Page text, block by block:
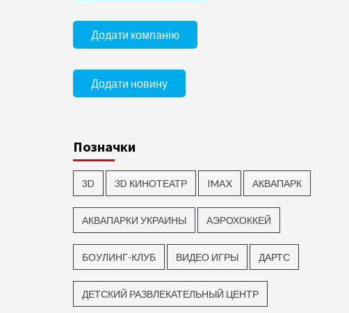
Додати компанію
Додати новину
Позначки
3D 3D КИНОТЕАТР IMAX АКВАПАРК
АКВАПАРКИ УКРАИНЫ АЭРОХОККЕЙ
БОУЛИНГ-КЛУБ ВИДЕО ИГРЫ ДАРТС
ДЕТСКИЙ РАЗВЛЕКАТЕЛЬНЫЙ ЦЕНТР